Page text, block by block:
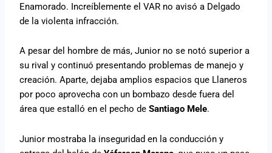
Enamorado. Increíblemente el VAR no avisó a Delgado
de la violenta infracción.
A pesar del hombre de más, Junior no se notó superior a
su rival y continuó presentando problemas de manejo y
creación. Aparte, dejaba amplios espacios que Llaneros
por poco aprovecha con un bombazo desde fuera del
área que estalló en el pecho deSantiago Mele.
Junior mostraba la inseguridad en la conducción y